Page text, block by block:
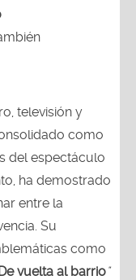
televisión y
como
del espectáculo
ha demostrado
entre la
Su
como
vuelta al barrio"